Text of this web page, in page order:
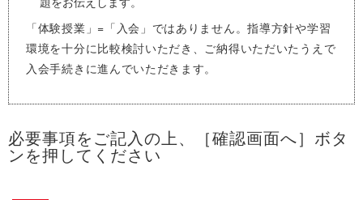
「体験授業」=「入会」ではありません。指導方針や学習
環境を十分に比較検討いただき、ご納得いただいたうえで
入会手続きに進んでいただきます。
必要事項をご記入の上、［確認画面へ］ボタ
ンを押してください